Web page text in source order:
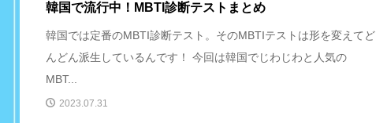
韓国で流行中！MBTI診断テストまとめ
韓国では定番のMBTI診断テスト。そのMBTIテストは形を変えてど
んどん派生しているんです！ 今回は韓国でじわじわと人気の
MBT...
2023.07.31